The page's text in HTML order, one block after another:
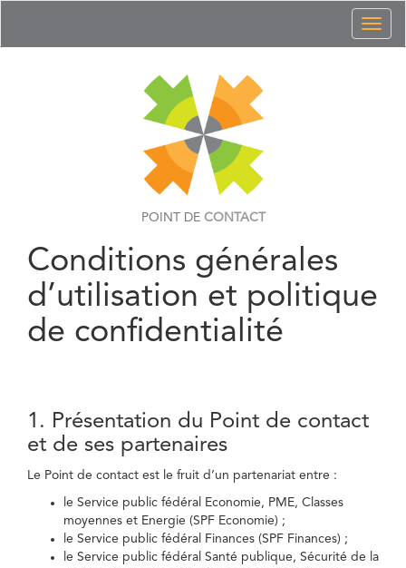
POINT DE CONTACT
Conditions générales
d’utilisation et politique
de confidentialité
1. Présentation du Point de contact
et de ses partenaires
Le Point de contact est le fruit d’un partenariat entre :
le Service public fédéral Economie, PME, Classes
moyennes et Energie (SPF Economie) ;
le Service public fédéral Finances (SPF Finances) ;
le Service public fédéral Santé publique, Sécurité de la